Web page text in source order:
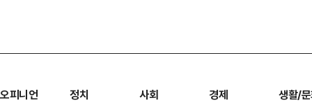
오피니언 정치 사회 경제 생활/